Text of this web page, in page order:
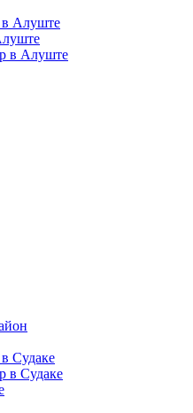
в Алуште
в Алуште
Судаке
в Судаке